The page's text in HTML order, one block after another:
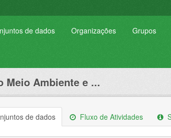
de dados Organizações Grupos
Meio Ambiente e ...
de dados Fluxo de Atividades